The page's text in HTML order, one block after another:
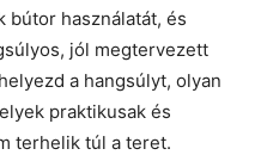
bútor használatát, és
jól megtervezett
a hangsúlyt, olyan
praktikusak és
terhelik túl a teret.